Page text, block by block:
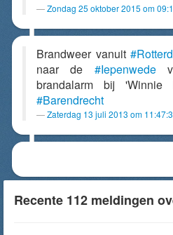
Zondag 25 oktober 2015 om
Brandweer vanuit
naar de #Iepenwede
brandalarm bij 'Winnie
#Barendrecht
Zaterdag 13 juli 2013 om
Recente 112 meldingen